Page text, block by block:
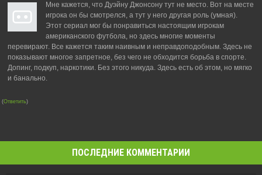
Мне кажется, что Дуэйну Джонсону тут не место. Вот на месте
игрока он бы смотрелся, а тут у него другая роль (умная).
Этот сериал мог бы понравиться настоящим игрокам
американского футбола, но здесь многие моменты
перевирают. Все кажется таким наивным и неправдоподобным. Здесь не
показывают многое запретное, без чего не обходится борьба в спорте.
Допинг, подкуп, наркотики. Без этого никуда. Здесь есть об этом, но мягко
и банально.
(Ответить)
ПОСЛЕДНИЕ КОММЕНТАРИИ